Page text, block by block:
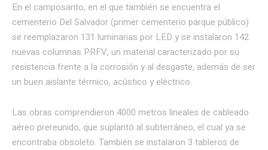
En el camposanto, en el que también se encuentra el
cementerio Del Salvador (primer cementerio parque público)
se reemplazaron 131 luminarias por LED y se instalaron 142
nuevas columnas PRFV, un material caracterizado por su
resistencia frente a la corrosión y al desgaste, además de ser
un buen aislante térmico, acústico y eléctrico.
Las obras comprendieron 4000 metros lineales de cableado
aéreo prereunido, que suplantó al subterráneo, el cual ya se
encontraba obsoleto. También se instalaron 3 tableros de